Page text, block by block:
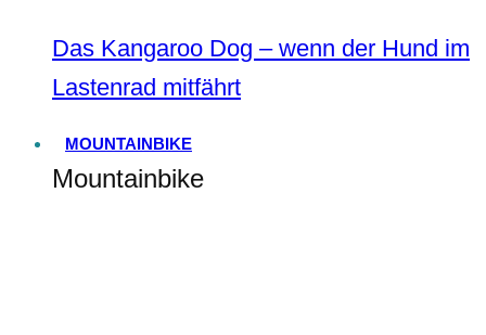
Das Kangaroo Dog – wenn der Hund im
Lastenrad mitfährt
MOUNTAINBIKE
Mountainbike